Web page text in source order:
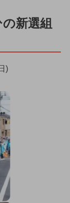
の新選組
)